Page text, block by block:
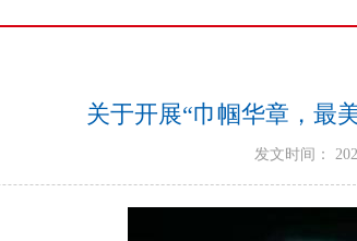
关于开展“巾帼华章，最
发文时间：